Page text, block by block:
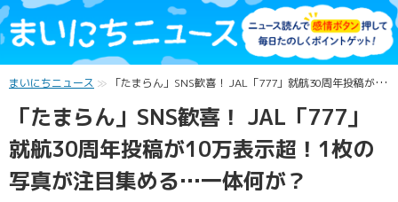
まいにちニュース 「たまらん」SNS歓喜！ JAL「777」就航30周年投稿が10万表示超！1枚の写真が注目集める…一体何が？
「たまらん」SNS歓喜！ JAL「777」
就航30周年投稿が10万表示超！1枚の
写真が注目集める…一体何が？